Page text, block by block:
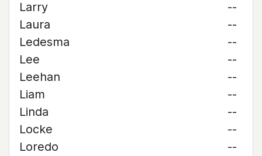
Larry
--
Laura
--
Ledesma
--
Lee
--
Leehan
--
Liam
--
Linda
--
Locke
--
Loredo
--